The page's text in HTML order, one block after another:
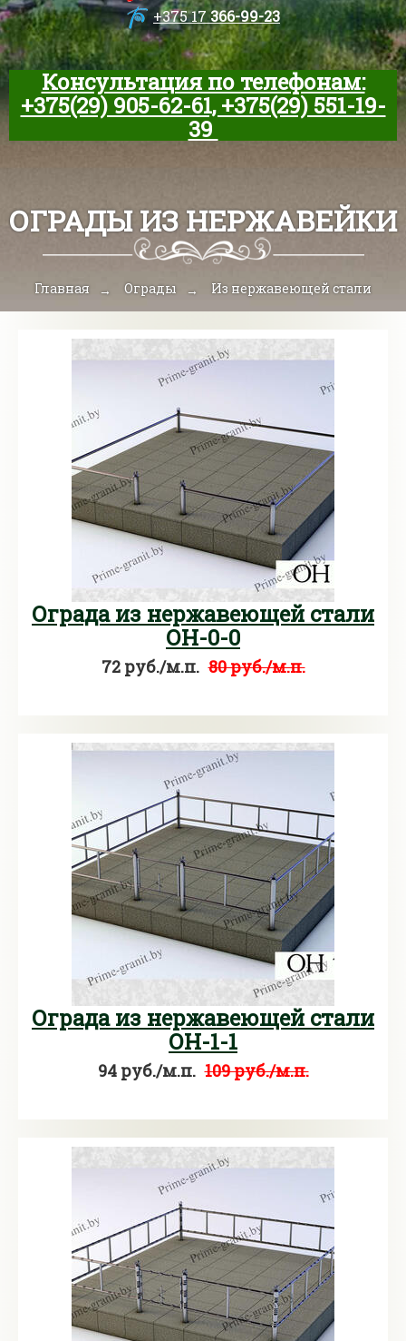
+375 17366-99-23
Консультация по телефонам:
+375(29) 905-62-61, +375(29) 551-19-
39
ОГРАДЫ ИЗ НЕРЖАВЕЙКИ
Главная Ограды Из нержавеющей стали
Ограда из нержавеющей стали
ОН-0-0
72 руб./м.п. 80 руб./м.п.
Ограда из нержавеющей стали
ОН-1-1
94 руб./м.п. 109 руб./м.п.